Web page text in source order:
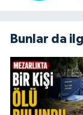
Bunlar da